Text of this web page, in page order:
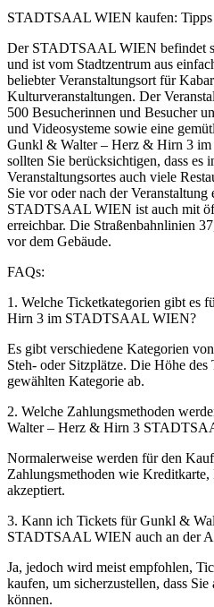
STADTSAAL WIEN kaufen: Tipps
Der STADTSAAL WIEN befindet
und ist vom Stadtzentrum aus
beliebter Veranstaltungsort für
Kulturveranstaltungen. Der
500 Besucherinnen und Besucher
und Videosysteme sowie eine
Gunkl & Walter – Herz & Hirn 3
sollten Sie berücksichtigen, dass es
Veranstaltungsortes auch viele
Sie vor oder nach der
STADTSAAL WIEN ist auch mit
erreichbar. Die Straßenbahnlinien
vor dem Gebäude.
FAQs:
1. Welche Ticketkategorien gibt es
Hirn 3 im STADTSAAL WIEN?
Es gibt verschiedene Kategorien
Steh- oder Sitzplätze. Die Höhe des
gewählten Kategorie ab.
2. Welche Zahlungsmethoden
Walter – Herz & Hirn 3
Normalerweise werden für den
Zahlungsmethoden wie
akzeptiert.
3. Kann ich Tickets für Gunkl &
STADTSAAL WIEN auch an der
Ja, jedoch wird meist empfohlen,
kaufen, um sicherzustellen, dass
können.